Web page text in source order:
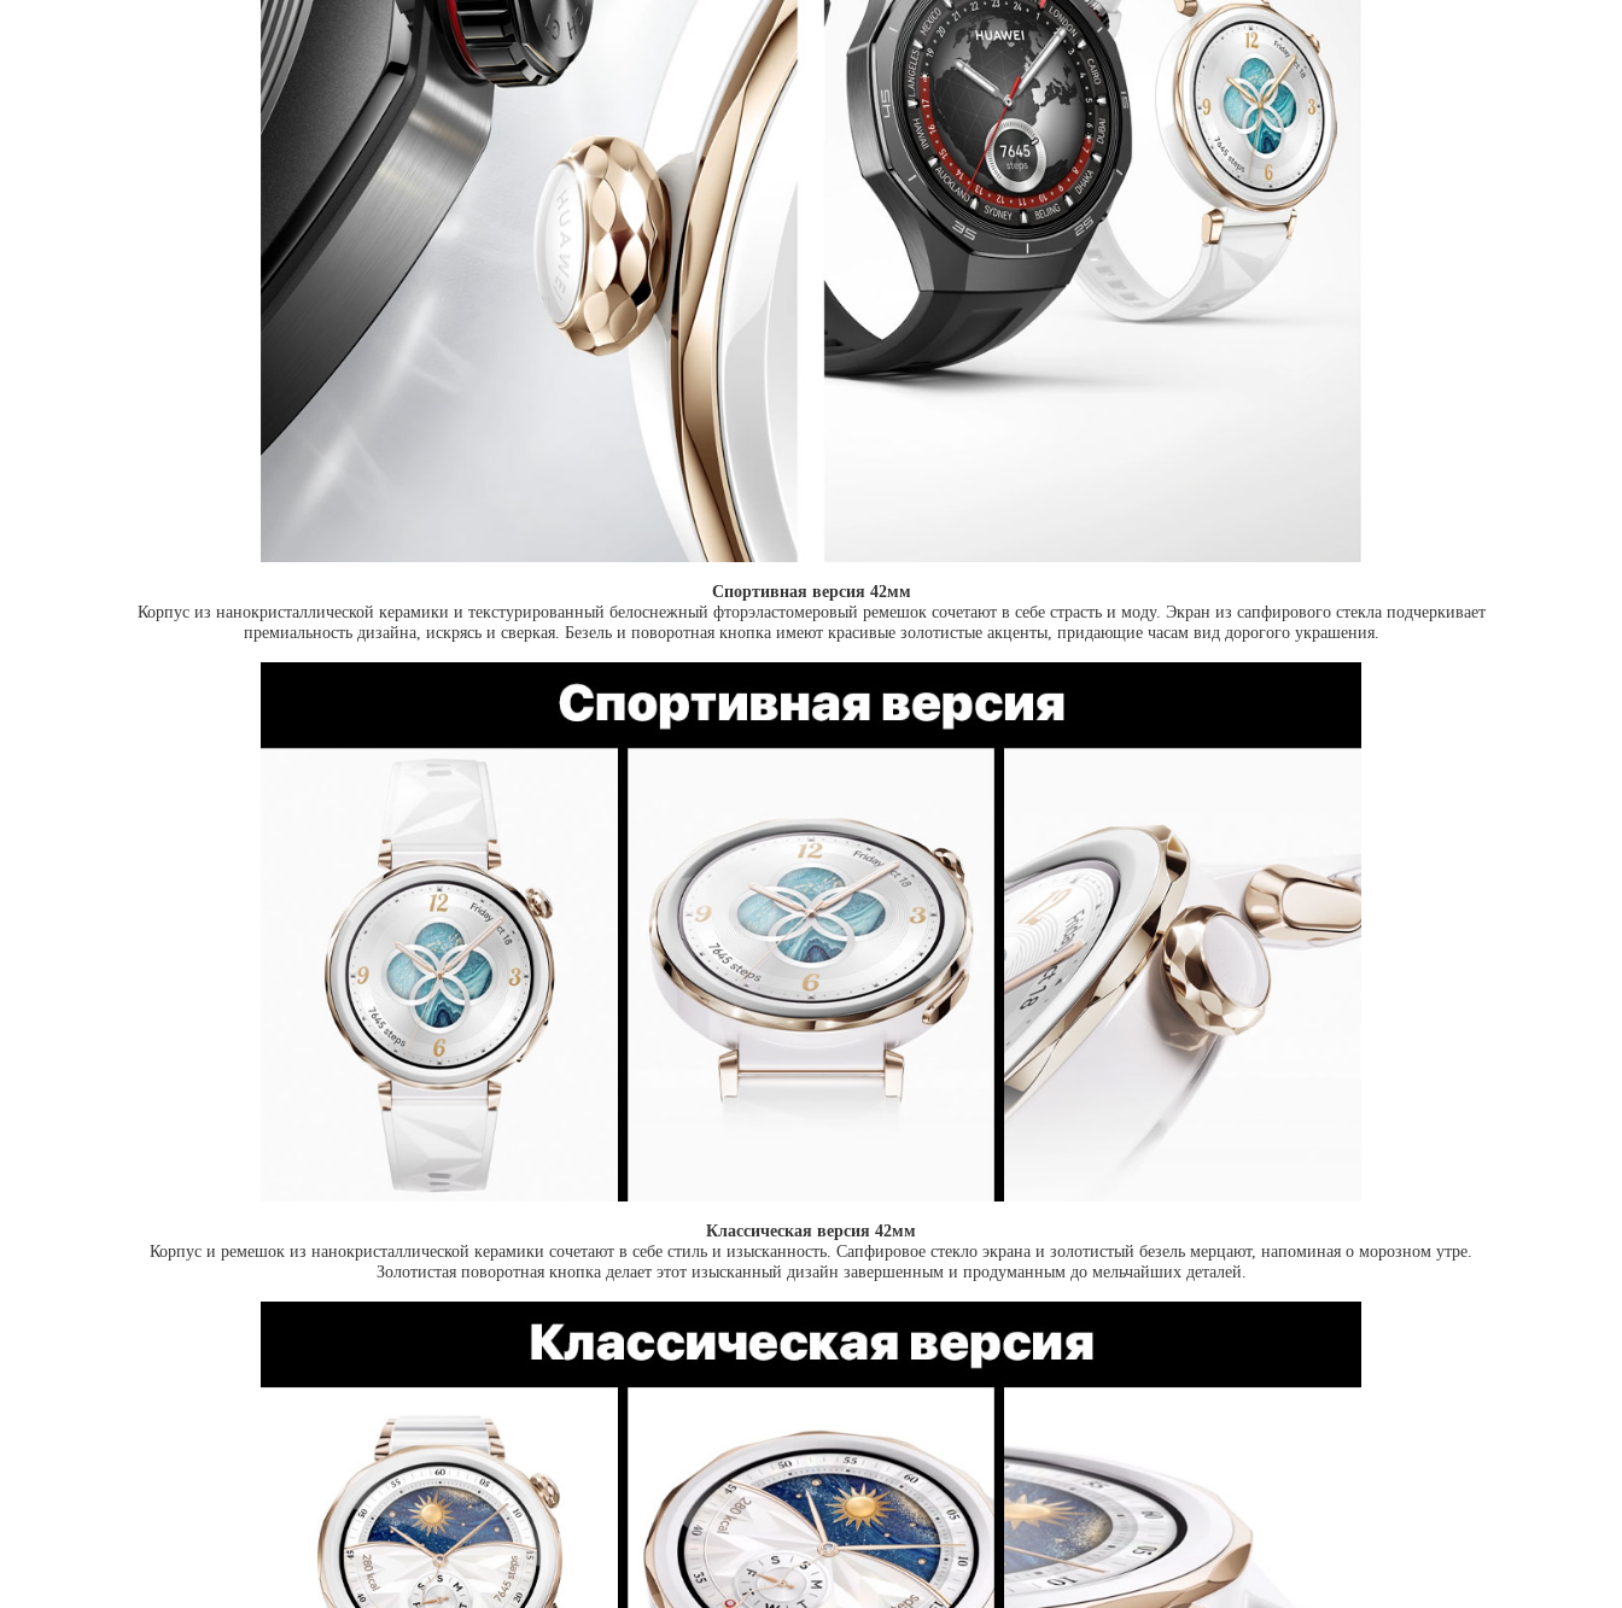
Спортивная версия 42мм
Корпус из нанокристаллической керамики и текстурированный белоснежный фторэластомеровый ремешок сочетают в себе страсть и моду. Экран из сапфирового стекла подчеркивает
премиальность дизайна, искрясь и сверкая. Безель и поворотная кнопка имеют красивые золотистые акценты, придающие часам вид дорогого украшения.
Классическая версия 42мм
Корпус и ремешок из нанокристаллической керамики сочетают в себе стиль и изысканность. Сапфировое стекло экрана и золотистый безель мерцают, напоминая о морозном утре.
Золотистая поворотная кнопка делает этот изысканный дизайн завершенным и продуманным до мельчайших деталей.